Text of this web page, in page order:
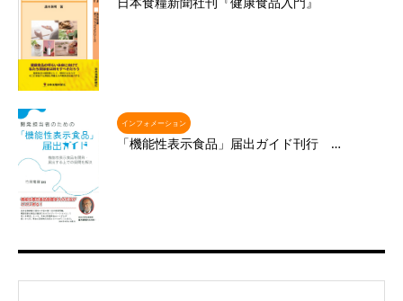
インフォメーション
「機能性表示食品」届出ガイド刊行 …